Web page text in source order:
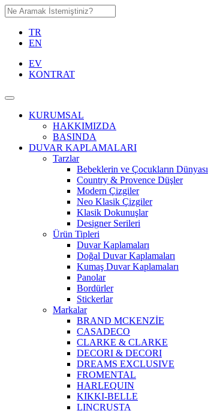
TR
EN
EV
KONTRAT
KURUMSAL
HAKKIMIZDA
BASINDA
DUVAR KAPLAMALARI
Tarzlar
Bebeklerin ve Çocukların Dünyası
Country & Provence Düşler
Modern Çizgiler
Neo Klasik Çizgiler
Klasik Dokunuşlar
Designer Serileri
Ürün Tipleri
Duvar Kaplamaları
Doğal Duvar Kaplamaları
Kumaş Duvar Kaplamaları
Panolar
Bordürler
Stickerlar
Markalar
BRAND MCKENZİE
CASADECO
CLARKE & CLARKE
DECORI & DECORI
DREAMS EXCLUSIVE
FROMENTAL
HARLEQUIN
KIKKI-BELLE
LINCRUSTA